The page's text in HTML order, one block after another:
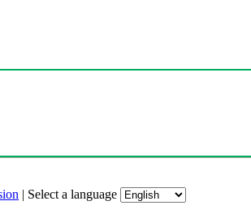
| Select a language